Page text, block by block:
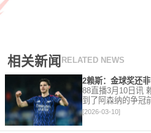
相关新闻 RELATED NEWS
88直播3月10日讯
到了阿森纳的争冠
及对自己被提名金
有一项非常擅长的
[2026-03-10]